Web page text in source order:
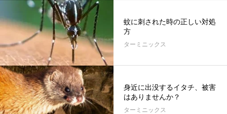
蚊に刺された時の正しい対処
方
ターミニックス
身近に出没するイタチ、被害
はありませんか？
ターミニックス